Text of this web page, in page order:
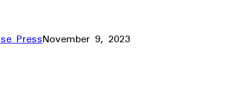
PressNovember 9, 2023